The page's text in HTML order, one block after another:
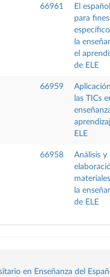
66961
El español
para fines
la
el
de ELE
66959
las TICs
ELE
66958
Análisis y
la
de ELE
en Enseñanza del